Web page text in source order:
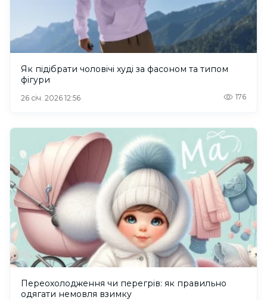
Як підібрати чоловічі худі за фасоном та типом
фігури
26 січ. 2026 12:56 176
Переохолодження чи перегрів: як правильно
одягати немовля взимку